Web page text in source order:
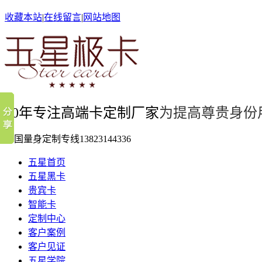
收藏本站|在线留言| 网站地图
10年专注高端卡定制厂家为提高尊贵身份
全国量身定制专线13823144336
五星首页
五星黑卡
贵宾卡
智能卡
定制中心
客户案例
客户见证